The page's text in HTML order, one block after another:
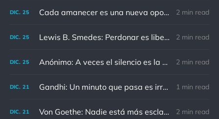
DIC. 25 Cada amanecer es una nueva oportunidad 2 min read
DIC. 25 Lewis B. Smedes: Perdonar es liberar a un prisionero y descubrir que el prisionero eras tú 2 min read
DIC. 25 Anónimo: A veces el silencio es la mejor respuesta 2 min read
DIC. 21 Gandhi: Un minuto que pasa es irrecuperable. Conociendo esto, ¿cómo podemos malgastar tantas horas? 1 min read
DIC. 21 Von Goethe: Nadie está más esclavizado que aquellos que falsamente creen que son libres. 2 min read